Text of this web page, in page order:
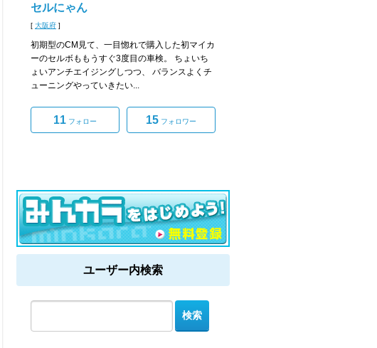
セルにゃん
[ 大阪府 ]
初期型のCM見て、一目惚れで購入した初マイカ
ーのセルボももうすぐ3度目の車検。 ちょいち
ょいアンチエイジングしつつ、 バランスよくチ
ューニングやっていきたい...
11 フォロー 15 フォロワー
ユーザー内検索